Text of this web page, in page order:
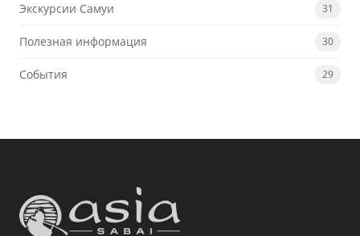
Экскурсии Самуи 31
Полезная информация 30
События 29